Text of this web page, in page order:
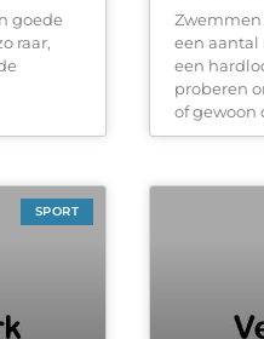
goede
raar,
een ​​aantal
een
proberen
of gewoon
SPORT